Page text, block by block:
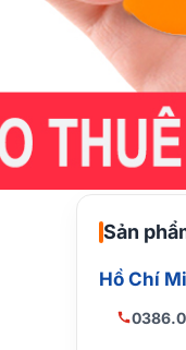
Sản
Hồ Chí